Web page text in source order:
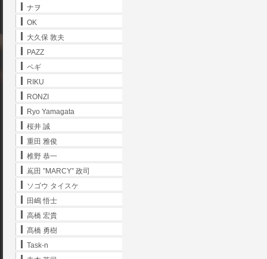
ナヲ
OK
大久保 敦夫
PAZZ
ペギ
RIKU
RONZI
Ryo Yamagata
桜井 誠
重田 雅俊
椎野 恭一
嶌田 ”MARCY” 政司
ソゴウ タイスケ
田嶋 悟士
高橋 宏貴
髙橋 勇樹
Task-n